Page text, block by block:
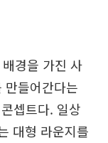
경을 가진 사
만들어간다는
셉트다. 일상
대형 라운지를